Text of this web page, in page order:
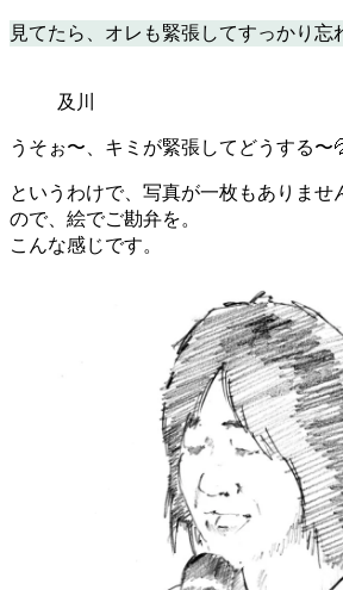
見てたら、オレも緊張してすっかり忘
及川
うそぉ〜、キミが緊張してどうする〜
というわけで、写真が一枚もありませ
ので、絵でご勘弁を。
こんな感じです。